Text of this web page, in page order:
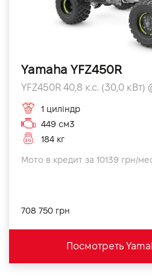
Yamaha YFZ450R
YFZ450R 40,8 к.с. (30,0 кВт)
1 циліндр
449 см3
184 кг
Мото в кредит за 10139 грн/
708 750 грн
Посмотреть